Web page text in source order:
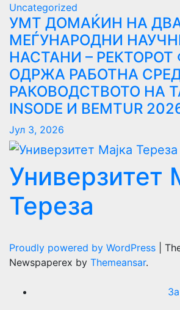
Uncategorized
УMТ ДОМАЌИН НА
МЕЃУНАРОДНИ
НАСТАНИ – РЕКТОРОТ
ОДРЖА РАБОТНА
РАКОВОДСТВОТО НА
INSODE И BEMTUR
Јул 3, 2026
Универзитет
Тереза
Proudly powered by WordPress
Newspaperex by Themeansar.